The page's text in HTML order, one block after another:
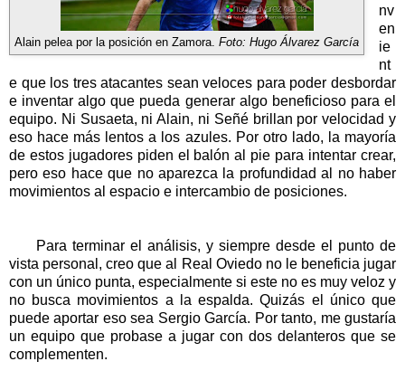
Alain pelea por la posición en Zamora. Foto: Hugo Álvarez García
nv
en
ie
nt
e que los tres atacantes sean veloces para poder desbordar
e inventar algo que pueda generar algo beneficioso para el
equipo. Ni Susaeta, ni Alain, ni Señé brillan por velocidad y
eso hace más lentos a los azules. Por otro lado, la mayoría
de estos jugadores piden el balón al pie para intentar crear,
pero eso hace que no aparezca la profundidad al no haber
movimientos al espacio e intercambio de posiciones.
Para terminar el análisis, y siempre desde el punto de
vista personal, creo que al Real Oviedo no le beneficia jugar
con un único punta, especialmente si este no es muy veloz y
no busca movimientos a la espalda. Quizás el único que
puede aportar eso sea Sergio García. Por tanto, me gustaría
un equipo que probase a jugar con dos delanteros que se
complementen.